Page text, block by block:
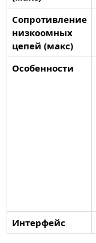
Сопротивление
низкоомных
цепей (макс)
Особенности
Интерфейс